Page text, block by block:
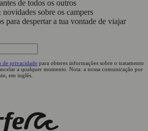
de todos os outros
sobre os campers
para despertar a tua vontade de viajar
de privacidade para obteres informações sobre o tratamento
a qualquer momento. Nota: a nossa comunicação por
em inglês.